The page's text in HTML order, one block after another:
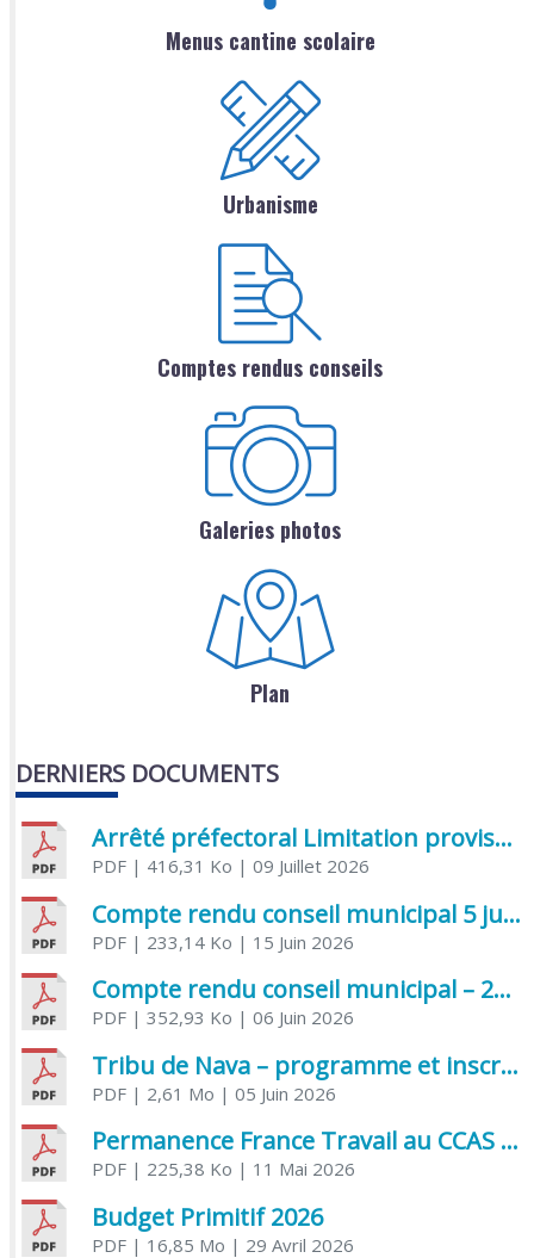
Menus cantine scolaire
Urbanisme
Comptes rendus conseils
Galeries photos
Plan
DERNIERS DOCUMENTS
Arrêté préfectoral Limitation provisoire des usages de l’eau
PDF| 416,31 Ko | 09 Juillet 2026
Compte rendu conseil municipal 5 juin 2026 sénatoriale
PDF| 233,14 Ko | 15 Juin 2026
Compte rendu conseil municipal – 21 avril 2026
PDF| 352,93 Ko | 06 Juin 2026
Tribu de Nava – programme et inscriptions été 2026
PDF| 2,61 Mo | 05 Juin 2026
Permanence France Travail au CCAS de Saujon Juin 2026
PDF| 225,38 Ko | 11 Mai 2026
Budget Primitif 2026
PDF| 16,85 Mo | 29 Avril 2026